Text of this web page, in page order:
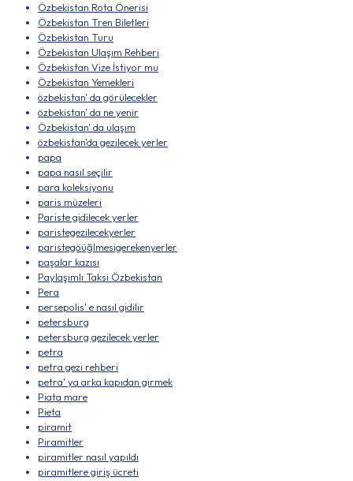
Özbekistan Rota Önerisi
Özbekistan Tren Biletleri
Özbekistan Turu
Özbekistan Ulaşım Rehberi
Özbekistan Vize İstiyor mu
Özbekistan Yemekleri
özbekistan' da görülecekler
özbekistan' da ne yenir
Özbekistan' da ulaşım
özbekistan'da gezilecek yerler
papa
papa nasıl seçilir
para koleksiyonu
paris müzeleri
Pariste gidilecek yerler
paristegezilecekyerler
paristegöüğlmesigerekenyerler
paşalar kazısı
Paylaşımlı Taksi Özbekistan
Pera
persepolis' e nasıl gidilir
petersburg
petersburg gezilecek yerler
petra
petra gezi rehberi
petra' ya arka kapıdan girmek
Piata mare
Pieta
piramit
Piramitler
piramitler nasıl yapıldı
piramitlere giriş ücreti